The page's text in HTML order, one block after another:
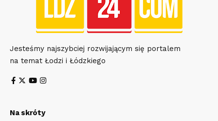
Jesteśmy najszybciej rozwijającym się portalem
na temat Łodzi i Łódzkiego
Na skróty